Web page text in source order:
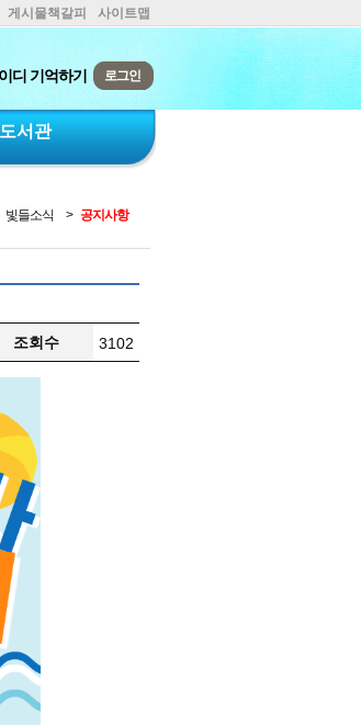
게시물책갈피 사이트맵
디 기억하기
서관
빛들소식 > 공지사항
조회수 3102